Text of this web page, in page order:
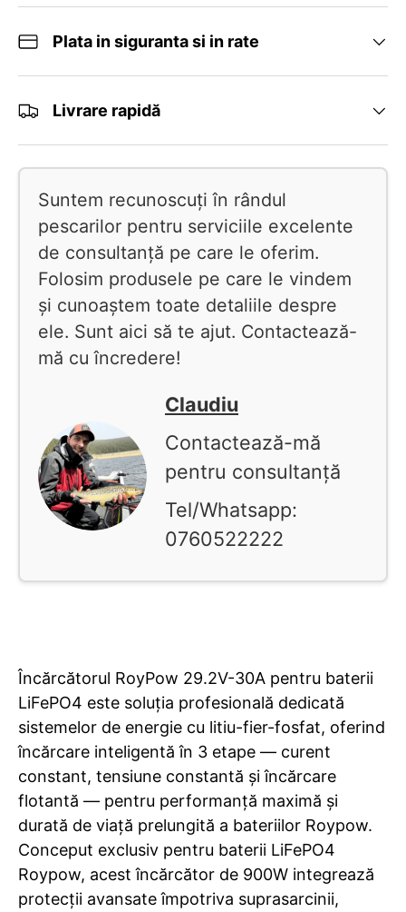
Plata in siguranta si in rate
Livrare rapidă
Suntem recunoscuți în rândul
pescarilor pentru serviciile excelente
de consultanță pe care le oferim.
Folosim produsele pe care le vindem
și cunoaștem toate detaliile despre
ele. Sunt aici să te ajut. Contactează-
mă cu încredere!
Claudiu
Contactează-mă
pentru consultanță
Tel/Whatsapp:
0760522222
Încărcătorul RoyPow 29.2V-30A pentru baterii
LiFePO4 este soluția profesională dedicată
sistemelor de energie cu litiu-fier-fosfat, oferind
încărcare inteligentă în 3 etape — curent
constant, tensiune constantă și încărcare
flotantă — pentru performanță maximă și
durată de viață prelungită a bateriilor Roypow.
Conceput exclusiv pentru baterii LiFePO4
Roypow, acest încărcător de 900W integrează
protecții avansate împotriva suprasarcinii,